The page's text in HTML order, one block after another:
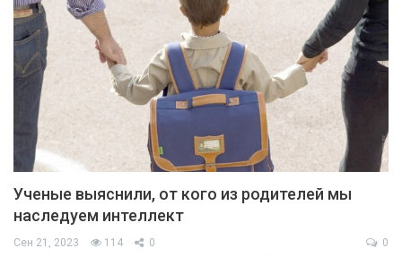
Ученые выяснили, от кого из родителей мы
наследуем интеллект
Сен 21, 2023 114 0 0